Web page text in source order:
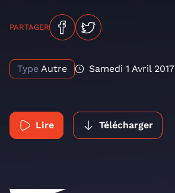
PARTAGER
Type Autre Samedi 1 Avril 2017
Lire Télécharger